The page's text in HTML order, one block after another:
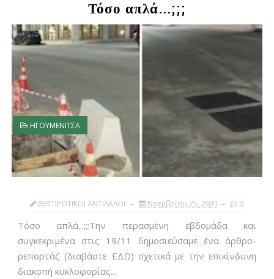
Τόσο απλά...;;;
ΗΓΟΥΜΕΝΙΤΣΑ
ΘΕΣΠΡΩΤΙΚΟΙ ΑΝΤΙΛΑΛΟΙ Νοεμβρίου 25, 2021 0
Τόσο απλά...;;;Την περασμένη εβδομάδα και
συγκεκριμένα στις 19/11 δημοσιεύσαμε ένα άρθρο-
ρεπορτάζ (διαβάστε ΕΔΩ) σχετικά με την επικίνδυνη
διακοπή κυκλοφορίας...